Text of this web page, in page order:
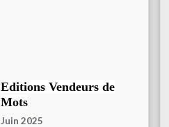
Editions Vendeurs de
Mots
Juin 2025